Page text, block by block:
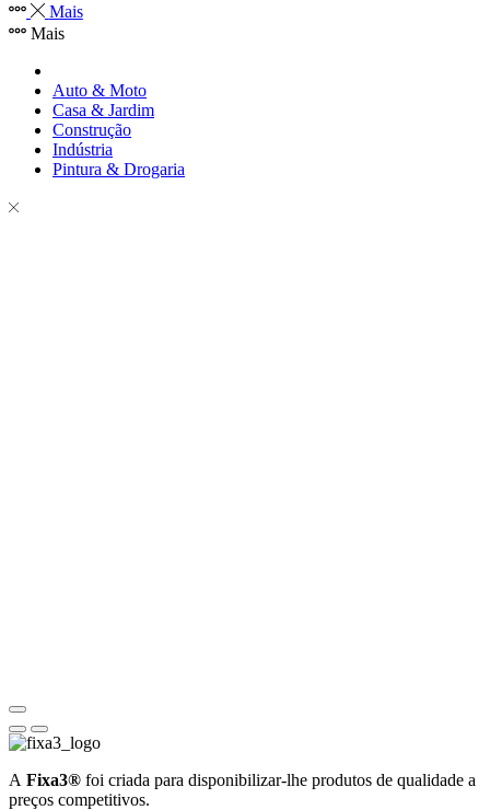
Mais
Mais
Auto & Moto
Casa & Jardim
Construção
Indústria
Pintura & Drogaria
A Fixa3® foi criada para disponibilizar-lhe produtos de qualidade a
preços competitivos.